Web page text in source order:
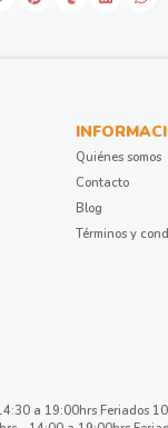
Quiénes somos
Contacto
Blog
Términos y
a 19:00hrs Feriados